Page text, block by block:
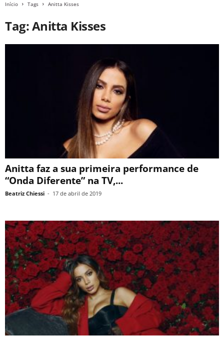
Início Tags Anitta Kisses
Tag: Anitta Kisses
Anitta faz a sua primeira performance de
“Onda Diferente” na TV,...
Beatriz Chiessi - 17 de abril de 2019